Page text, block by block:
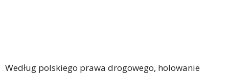
Według polskiego prawa drogowego, holowanie